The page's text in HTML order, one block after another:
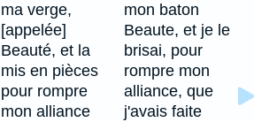
ma verge,
[appelée]
Beauté, et la
mis en pièces
pour rompre
mon alliance
mon baton
Beaute, et je le
brisai, pour
rompre mon
alliance, que
j'avais faite